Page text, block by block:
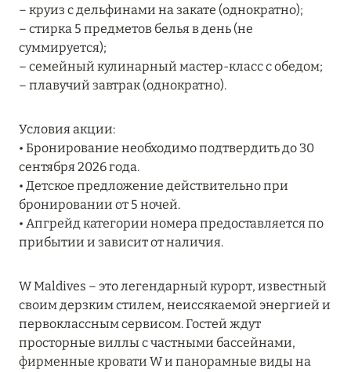
27 сентября 2024
HÔTEL BARRIÈRE LES NEIGES
27 сентября 2024
HÔTEL BARRIÈRE LES NEIGES
Подробнее
27 сентября 2024
HÔTEL BARRIÈRE LES NEIGES
Подробнее
– круиз с дельфинами на закате (однократно);
– стирка 5 предметов белья в день (не
суммируется);
– семейный кулинарный мастер-класс с обедом;
– плавучий завтрак (однократно).
Условия акции:
• Бронирование необходимо подтвердить до 30
сентября 2026 года.
• Детское предложение действительно при
бронировании от 5 ночей.
• Апгрейд категории номера предоставляется по
прибытии и зависит от наличия.
W Maldives – это легендарный курорт, известный
своим дерзким стилем, неиссякаемой энергией и
первоклассным сервисом. Гостей ждут
просторные виллы с частными бассейнами,
фирменные кровати W и панорамные виды на